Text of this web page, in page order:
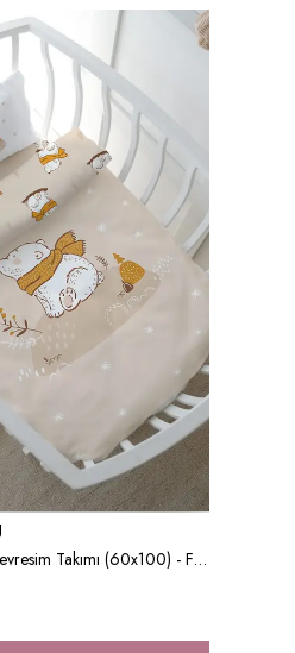
Anne Yanı Beşik Nevresim Takımı (60x100) - For Baby Serisi - Kahverengi Atkılı Ayı